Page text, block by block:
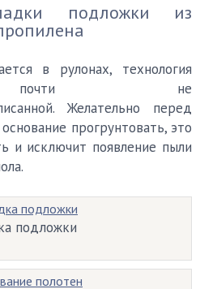
подложки из
в рулонах, технология
почти не
Желательно перед
прогрунтовать, это
и исключит появление пыли
подложки